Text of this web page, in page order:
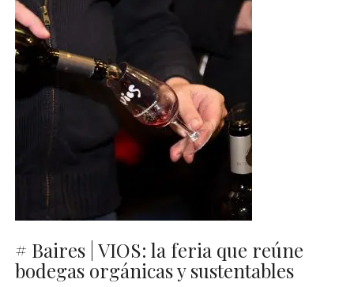
# Baires | VIOS: la feria que reúne
bodegas orgánicas y sustentables